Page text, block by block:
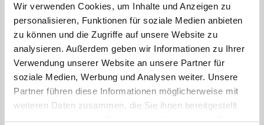
Wir verwenden Cookies, um Inhalte und Anzeigen zu
personalisieren, Funktionen für soziale Medien anbieten
zu können und die Zugriffe auf unsere Website zu
analysieren. Außerdem geben wir Informationen zu Ihrer
Verwendung unserer Website an unsere Partner für
soziale Medien, Werbung und Analysen weiter. Unsere
Partner führen diese Informationen möglicherweise mit
weiteren Daten zusammen, die Sie ihnen bereitgestellt
haben oder die sie im Rahmen Ihrer Nutzung der Dienste
jederzeit zurückfordern.
5.
Medien können vorbestellt werden. Medien, die nicht im
Bestand der Gemeindebücherei geführt werden, können
durch den „Leihverkehr der Büchereien“ nach den hierfür
geltenden Bestimmungen beschafft werden.